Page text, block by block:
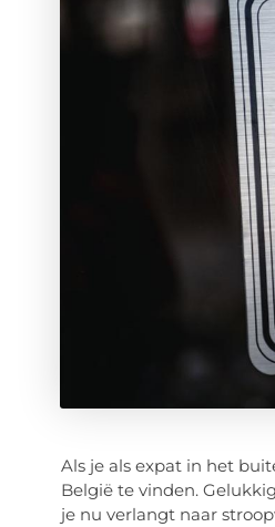
Als je als expat in het
België te vinden.
je nu verlangt naar